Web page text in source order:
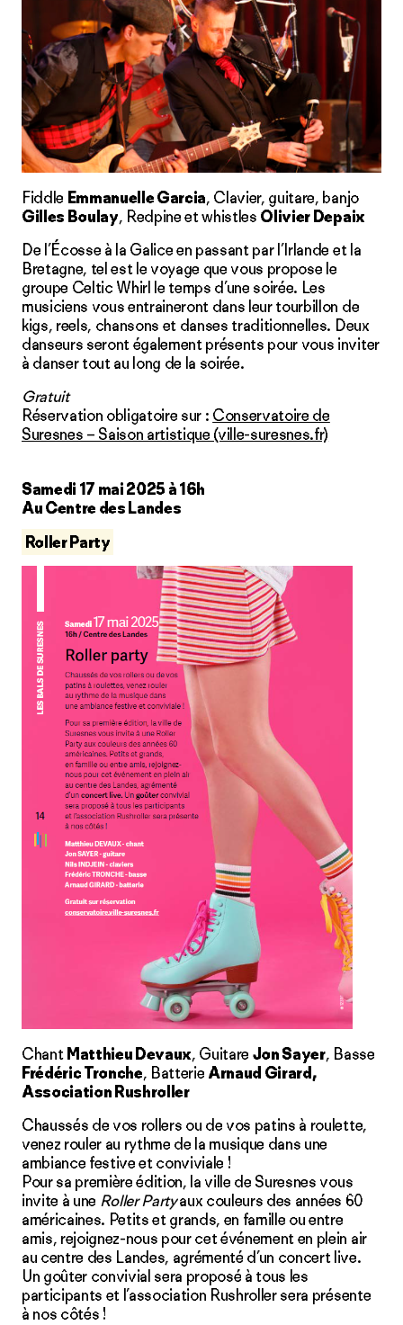
Fiddle Emmanuelle Garcia, Clavier, guitare, banjo
Gilles Boulay, Redpine et whistles Olivier Depaix
De l’Écosse à la Galice en passant par l’Irlande et la
Bretagne, tel est le voyage que vous propose le
groupe Celtic Whirl le temps d’une soirée. Les
musiciens vous entraineront dans leur tourbillon de
kigs, reels, chansons et danses traditionnelles. Deux
danseurs seront également présents pour vous inviter
à danser tout au long de la soirée.
Gratuit
Réservation obligatoire sur : Conservatoire de
Suresnes – Saison artistique (ville-suresnes.fr)
Samedi 17 mai 2025 à 16h
Au Centre des Landes
Roller Party
ChantMatthieu Devaux, Guitare Jon Sayer, Basse
Frédéric Tronche, Batterie Arnaud Girard,
Association Rushroller
Chaussés de vos rollers ou de vos patins à roulette,
venez rouler au rythme de la musique dans une
ambiance festive et conviviale !
Pour sa première édition, la ville de Suresnes vous
invite à une Roller Partyaux couleurs des années 60
américaines. Petits et grands, en famille ou entre
amis, rejoignez-nous pour cet événement en plein air
au centre des Landes, agrémenté d’un concert live.
Un goûter convivial sera proposé à tous les
participants et l’association Rushroller sera présente
à nos côtés !